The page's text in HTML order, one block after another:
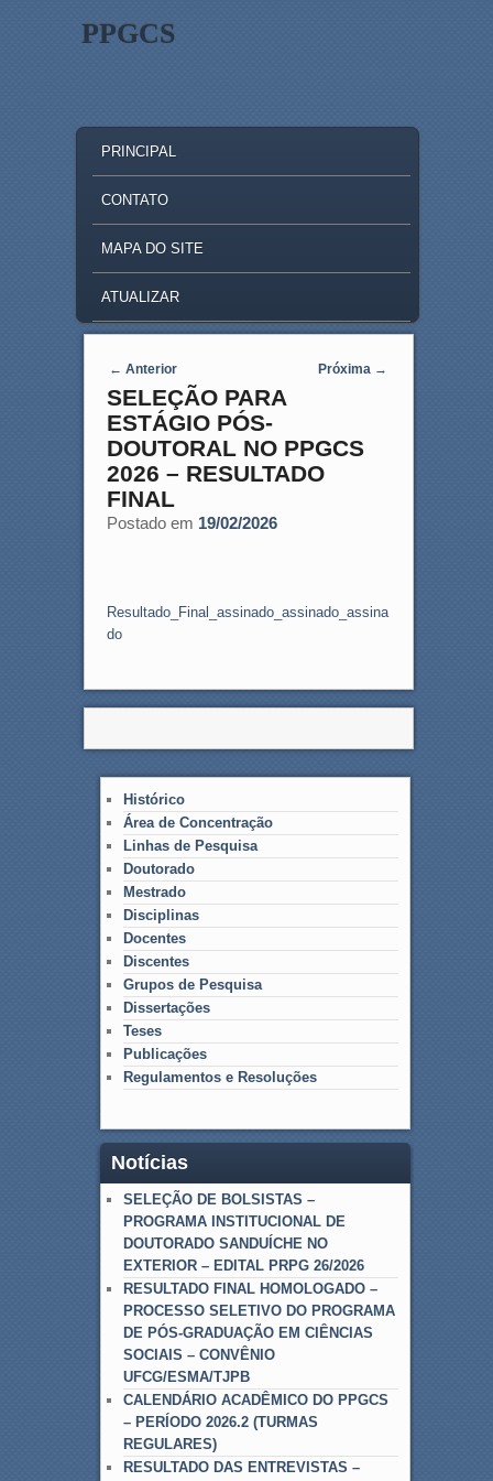
PPGCS
SKIP TO PRIMARY CONTENT
SKIP TO SECONDARY CONTENT
PRINCIPAL
CONTATO
MAPA DO SITE
ATUALIZAR
Post navigation
← Anterior Próxima →
SELEÇÃO PARA
ESTÁGIO PÓS-
DOUTORAL NO PPGCS
2026 – RESULTADO
FINAL
Postado em 19/02/2026
Resultado_Final_assinado_assinado_assina
do
Histórico
Área de Concentração
Linhas de Pesquisa
Doutorado
Mestrado
Disciplinas
Docentes
Discentes
Grupos de Pesquisa
Dissertações
Teses
Publicações
Regulamentos e Resoluções
Notícias
SELEÇÃO DE BOLSISTAS –
PROGRAMA INSTITUCIONAL DE
DOUTORADO SANDUÍCHE NO
EXTERIOR – EDITAL PRPG 26/2026
RESULTADO FINAL HOMOLOGADO –
PROCESSO SELETIVO DO PROGRAMA
DE PÓS-GRADUAÇÃO EM CIÊNCIAS
SOCIAIS – CONVÊNIO
UFCG/ESMA/TJPB
CALENDÁRIO ACADÊMICO DO PPGCS
– PERÍODO 2026.2 (TURMAS
REGULARES)
RESULTADO DAS ENTREVISTAS –